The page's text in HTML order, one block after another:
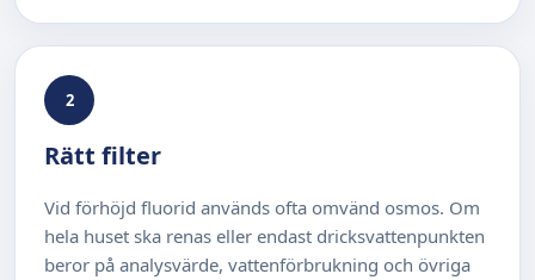
2
Rätt filter
Vid förhöjd fluorid används ofta omvänd osmos. Om
hela huset ska renas eller endast dricksvattenpunkten
beror på analysvärde, vattenförbrukning och övriga